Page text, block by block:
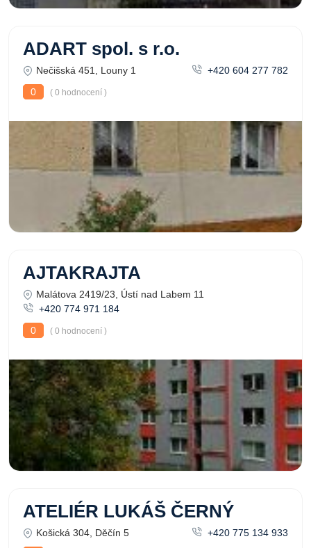
ADART spol. s r.o.
Nečišská 451, Louny 1
+420 604 277 782
0
( 0 hodnocení )
AJTAKRAJTA
Malátova 2419/23, Ústí nad Labem 11
+420 774 971 184
0
( 0 hodnocení )
ATELIÉR LUKÁŠ ČERNÝ
Košická 304, Děčín 5
+420 775 134 933